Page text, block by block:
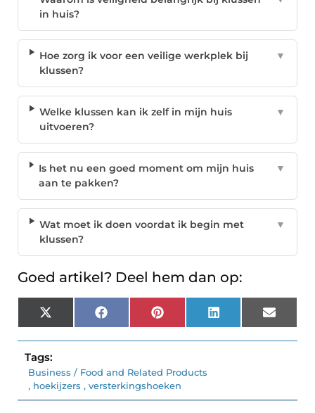
in huis?
Hoe zorg ik voor een veilige werkplek bij
klussen?
▼
Welke klussen kan ik zelf in mijn huis
uitvoeren?
▼
Is het nu een goed moment om mijn huis
aan te pakken?
▼
Wat moet ik doen voordat ik begin met
klussen?
▼
Goed artikel? Deel hem dan op:
X
(Twitter)
Facebook Pinterest LinkedIn Email
Tags:
Business / Food and Related Products
, hoekijzers , versterkingshoeken